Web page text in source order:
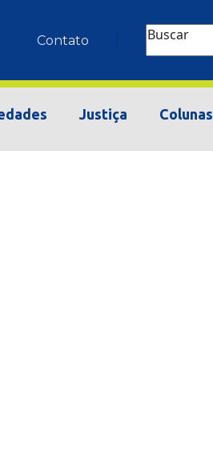
Contato Buscar
Justiça Colunas